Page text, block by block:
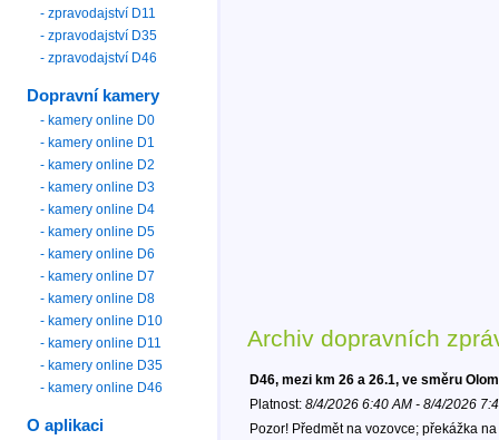
Archiv dopravních
D46, mezi km 26 a 26.1, ve směru
Platnost: 8/4/2026 6:40 AM - 8/4/2026
Pozor! Předmět na vozovce; překážka
- zpravodajství D11
- zpravodajství D35
- zpravodajství D46
Dopravní kamery
- kamery online D0
- kamery online D1
- kamery online D2
- kamery online D3
- kamery online D4
- kamery online D5
- kamery online D6
- kamery online D7
- kamery online D8
- kamery online D10
- kamery online D11
- kamery online D35
- kamery online D46
O aplikaci